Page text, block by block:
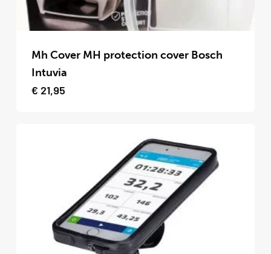
Dit
product
heeft
meerdere
productpagina
Mh Cover MH protection cover Bosch
Intuvia
€ 21,95